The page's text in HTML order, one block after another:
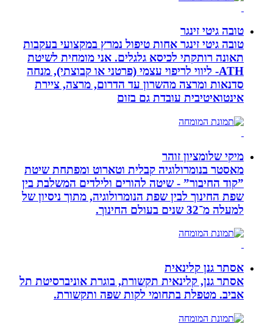
טובה גיטי זינגר
טובה גיטי זינגר אחות טיפול נמרץ במקצועי בעקבות
תאונה רותקתי לכיסא גלגלים. אני מומחית לשיטת
ATH- ליווי לריפוי עצמי (פרטני או קבוצתי), מנחה
סדנאות ומרצה מהשרון עד הדרום, מרצה, ציירת
אינטואיטיבית עובדת גם בזום
מיקי שלומציון זוהר
מאסטר בנומרולוגיה קבלית וטארוט ומפתחת שיטת
”קוד החיבור” - שיטה להורים ולילדים המשלבת בין
שפת החינוך לבין שפת הנומרולוגיה, מתוך ניסיון של
למעלה מ־32 שנים בעולם החינוך.
אסתר גנן קלינאית
אסתר גנן, קלינאית תקשורת, בוגרת אוניברסיטת תל
אביב. מטפלת בתחומי לקות שפה ותקשורת.